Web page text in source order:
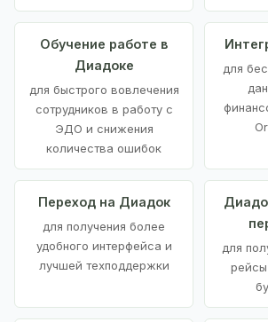
Обучение работе в
Диадоке
для быстрого вовлечения
сотрудников в работу с
ЭДО и снижения
количества ошибок
для
Переход на Диадок
для получения более
удобного интерфейса и
лучшей техподдержки
для